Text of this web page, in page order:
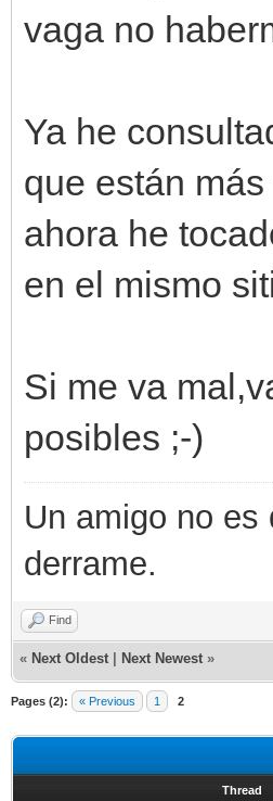
vaga no
Ya he
que están
ahora he
en el mismo
Si me va
posibles ;-)
Un amigo no
derrame.
Find
« Next Oldest Next Newest »
Pages (2): « Previous 1 2
Thread